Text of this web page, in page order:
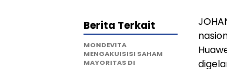
Berita Terkait
MONDEVITA
MENGAKUISISI SAHAM
MAYORITAS DI